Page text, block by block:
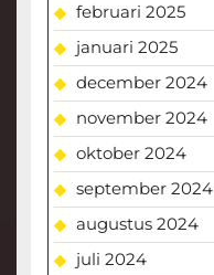
februari 2025
januari 2025
december 2024
november 2024
oktober 2024
september 2024
augustus 2024
juli 2024